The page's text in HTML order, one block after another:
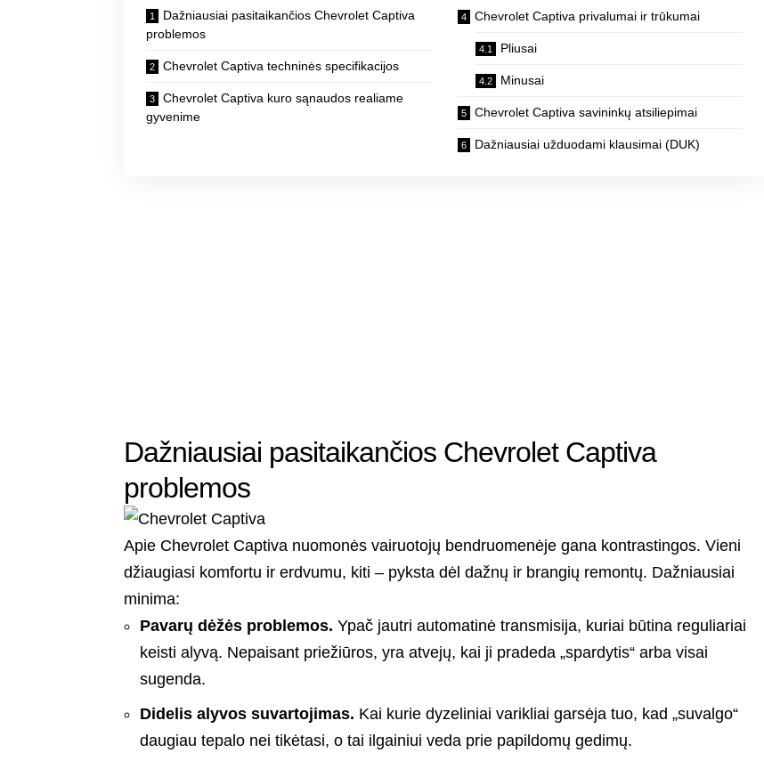
Dažniausiai pasitaikančios Chevrolet Captiva
problemos
Chevrolet Captiva techninės specifikacijos
Chevrolet Captiva kuro sąnaudos realiame
gyvenime
Chevrolet Captiva privalumai ir trūkumai
Pliusai
Minusai
Chevrolet Captiva savininkų atsiliepimai
Dažniausiai užduodami klausimai (DUK)
Dažniausiai pasitaikančios Chevrolet Captiva
problemos
Apie Chevrolet Captiva nuomonės vairuotojų bendruomenėje gana kontrastingos. Vieni
džiaugiasi komfortu ir erdvumu, kiti – pyksta dėl dažnų ir brangių remontų. Dažniausiai
minima:
Pavarų dėžės problemos. Ypač jautri automatinė transmisija, kuriai būtina reguliariai
keisti alyvą. Nepaisant priežiūros, yra atvejų, kai ji pradeda „spardytis“ arba visai
sugenda.
Didelis alyvos suvartojimas. Kai kurie dyzeliniai varikliai garsėja tuo, kad „suvalgo“
daugiau tepalo nei tikėtasi, o tai ilgainiui veda prie papildomų gedimų.